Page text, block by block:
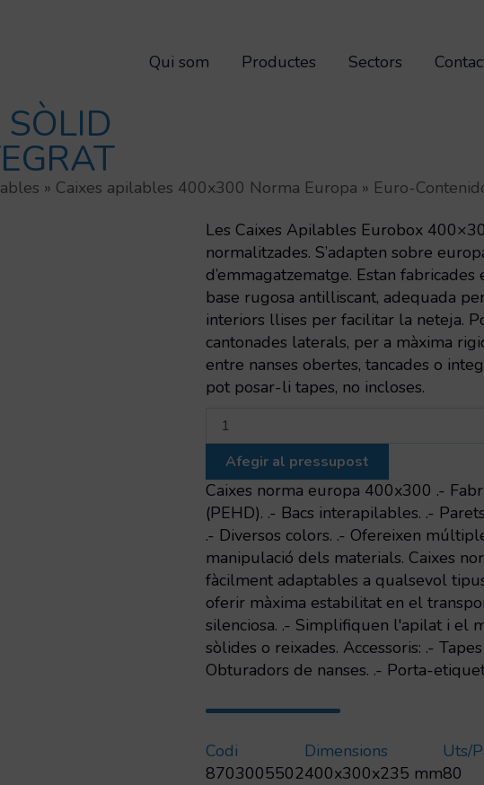
Qui som
Productes Sectors
» Caixes apilables 400x300 Norma Europa » Euro-
Les Caixes Apilables Eurobox
normalitzades. S’adapten sobre
d’emmagatzematge. Estan
base rugosa antilliscant, adequada
interiors llises per facilitar la neteja.
cantonades laterals, per a màxima
entre nanses obertes, tancades o
pot posar-li tapes, no incloses.
Contenidor
sòlid
amb
etiqueter
integrat
Afegir al pressupost
Caixes norma europa 400x300 .-
(PEHD). .- Bacs interapilables. .-
.- Diversos colors. .- Ofereixen
manipulació dels materials. Caixes
fàcilment adaptables a qualsevol
oferir màxima estabilitat en el
silenciosa. .- Simplifiquen l'apilat i el
sòlides o reixades. Accessoris: .-
Obturadors de nanses. .- Porta-
Codi
8703005502
Dimensions
400x300x235 mm
Uts/
80